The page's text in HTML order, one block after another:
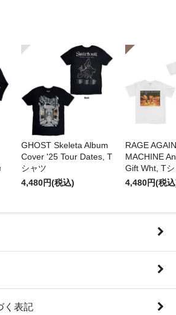
GHOST Skeleta Album
Cover '25 Tour Dates, T
シャツ
4,480円(税込)
RAGE
MACHINE
Gift Wht, T
4,480円(税
く表記